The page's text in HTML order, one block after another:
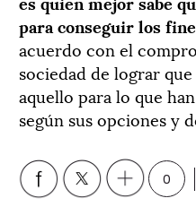
para conseguir los
acuerdo con el
sociedad de lograr
aquello para lo que
según sus opciones y
0